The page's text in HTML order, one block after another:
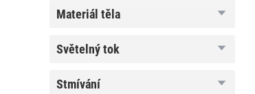
materiál
materiál těla
světelný
světelný tok
stmívání
stmívání